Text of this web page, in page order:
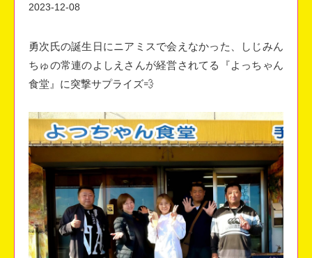
2023-12-08
勇次氏の誕生日にニアミスで会えなかった、しじみん
ちゅの常連のよしえさんが経営されてる『よっちゃん
食堂』に突撃サプライズ💨